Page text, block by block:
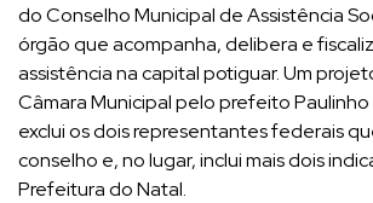
do Conselho Municipal de Assistência
órgão que acompanha, delibera e
assistência na capital potiguar. Um
Câmara Municipal pelo prefeito Paulinho
exclui os dois representantes federais
conselho e, no lugar, inclui mais dois
Prefeitura do Natal.